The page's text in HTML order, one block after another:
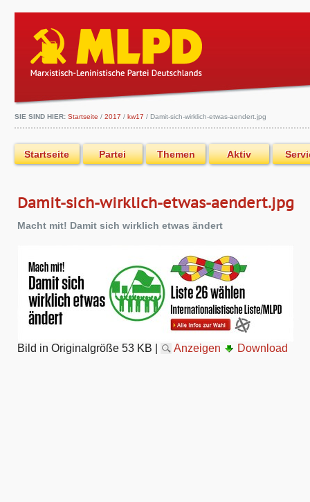
Startseite Partei Themen Aktiv
SIE SIND HIER: Startseite / 2017 / kw17 / Damit-sich-wirklich-etwas-aendert.jpg
Damit-sich-wirklich-etwas-aendert.jpg
Macht mit! Damit sich wirklich etwas ändert
Bild in Originalgröße 53 KB Anzeigen Download